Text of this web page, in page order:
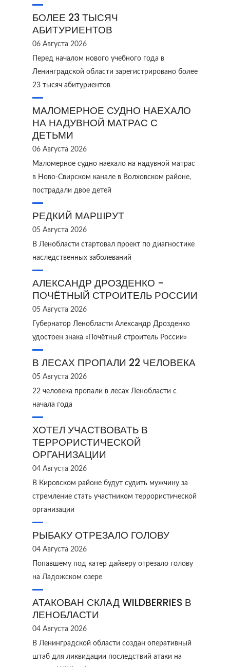
БОЛЕЕ 23 ТЫСЯЧ
АБИТУРИЕНТОВ
06 Августа 2026
Перед началом нового учебного года в
Ленинградской области зарегистрировано более
23 тысяч абитуриентов
МАЛОМЕРНОЕ СУДНО НАЕХАЛО
НА НАДУВНОЙ МАТРАС С
ДЕТЬМИ
06 Августа 2026
Маломерное судно наехало на надувной матрас
в Ново‑Свирском канале в Волховском районе,
пострадали двое детей
РЕДКИЙ МАРШРУТ
05 Августа 2026
В Ленобласти стартовал проект по диагностике
наследственных заболеваний
АЛЕКСАНДР ДРОЗДЕНКО -
ПОЧЁТНЫЙ СТРОИТЕЛЬ РОССИИ
05 Августа 2026
Губернатор Ленобласти Александр Дрозденко
удостоен знака «Почётный строитель России»
В ЛЕСАХ ПРОПАЛИ 22 ЧЕЛОВЕКА
05 Августа 2026
22 человека пропали в лесах Ленобласти с
начала года
ХОТЕЛ УЧАСТВОВАТЬ В
ТЕРРОРИСТИЧЕСКОЙ
ОРГАНИЗАЦИИ
04 Августа 2026
В Кировском районе будут судить мужчину за
стремление стать участником террористической
организации
РЫБАКУ ОТРЕЗАЛО ГОЛОВУ
04 Августа 2026
Попавшему под катер дайверу отрезало голову
на Ладожском озере
АТАКОВАН СКЛАД WILDBERRIES В
ЛЕНОБЛАСТИ
04 Августа 2026
В Ленинградской области создан оперативный
штаб для ликвидации последствий атаки на